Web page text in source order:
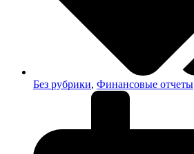
Без рубрики, Финансовые отчеты